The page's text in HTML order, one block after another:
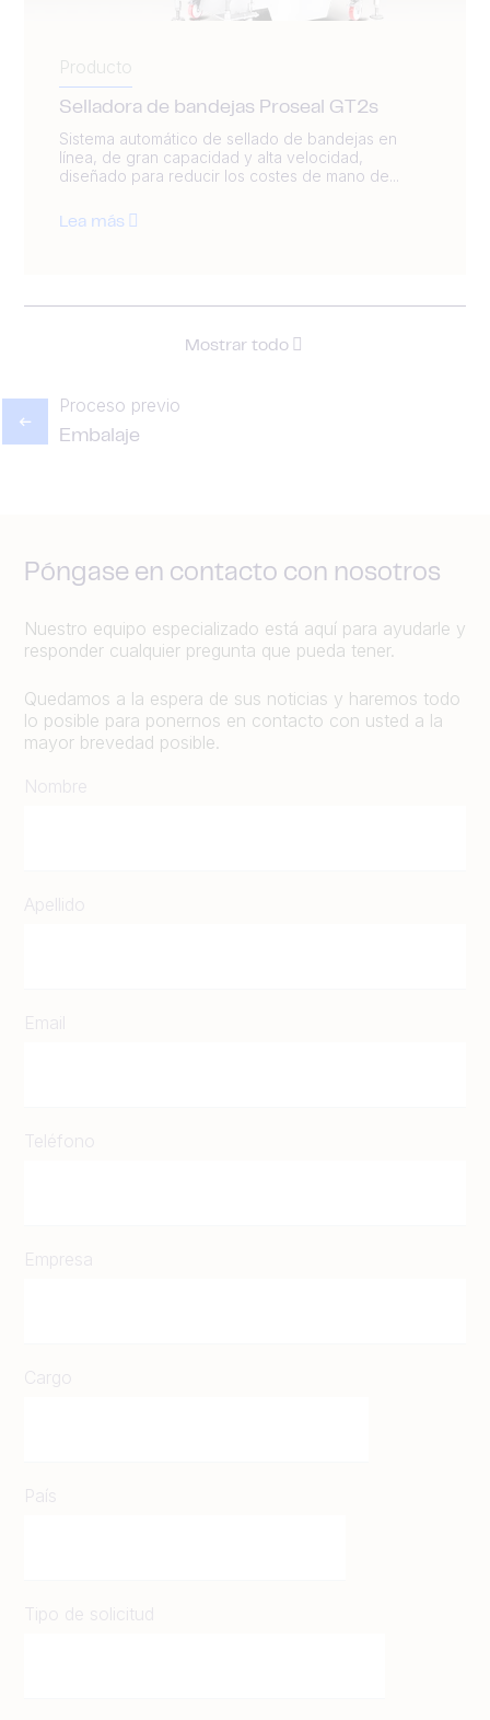
Producto
Selladora de bandejas Proseal GT2s
Sistema automático de sellado de bandejas en
línea, de gran capacidad y alta velocidad,
diseñado para reducir los costes de mano de...
Lea más
Mostrar todo
Proceso previo
Embalaje
Póngase en contacto con nosotros
Nuestro equipo especializado está aquí para ayudarle y
responder cualquier pregunta que pueda tener.
Quedamos a la espera de sus noticias y haremos todo
lo posible para ponernos en contacto con usted a la
mayor brevedad posible.
Nombre
Apellido
Email
Teléfono
Empresa
Cargo
País
Tipo de solicitud